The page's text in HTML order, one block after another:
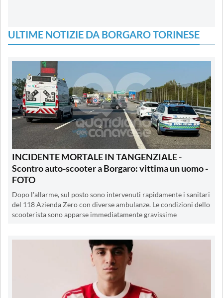
ULTIME NOTIZIE DA BORGARO TORINESE
INCIDENTE MORTALE IN TANGENZIALE -
Scontro auto-scooter a Borgaro: vittima un uomo -
FOTO
Dopo l'allarme, sul posto sono intervenuti rapidamente i sanitari
del 118 Azienda Zero con diverse ambulanze. Le condizioni dello
scooterista sono apparse immediatamente gravissime